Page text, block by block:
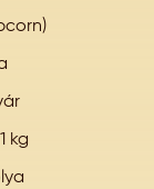
kg